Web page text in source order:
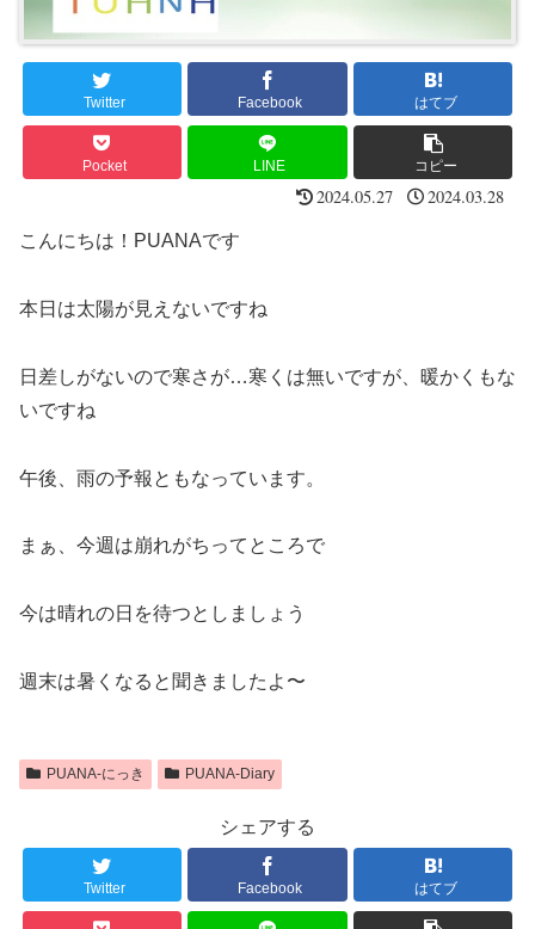
Twitter Facebook はてブ
Pocket LINE コピー
2024.05.27 2024.03.28
こんにちは！PUANAです
本日は太陽が見えないですね
日差しがないので寒さが…寒くは無いですが、暖かくもな
いですね
午後、雨の予報ともなっています。
まぁ、今週は崩れがちってところで
今は晴れの日を待つとしましょう
週末は暑くなると聞きましたよ〜
PUANA-にっき PUANA-Diary
シェアする
Twitter Facebook はてブ